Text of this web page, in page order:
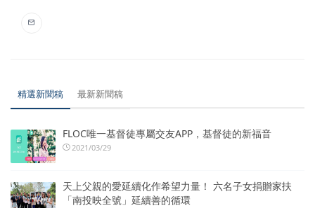
精選新聞稿 最新新聞稿
FLOC唯一基督徒專屬交友APP，基督徒的新福音
2021/03/29
天上父親的愛延續化作希望力量！ 六名子女捐贈家扶
「南投映全號」延續善的循環